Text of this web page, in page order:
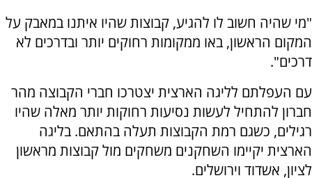
"מי שהיה חשוב לו להגיע, קבוצות שהיו איתנו במאבק על
המקום הראשון, באו ממקומות רחוקים יותר ובדרכים לא
דרכים".
עם העפלתם לליגה הארצית יצטרכו חברי הקבוצה מהר
חברון להתחיל לעשות נסיעות רחוקות יותר מאלה שהיו
רגילים, כשגם רמת הקבוצות תעלה בהתאם. בליגה
הארצית יקיימו השחקנים משחקים מול קבוצות מראשון
לציון, אשדוד וירושלים.